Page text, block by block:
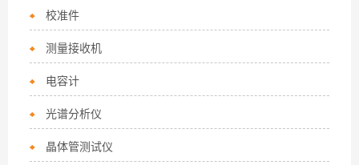
校准件
测量接收机
电容计
光谱分析仪
晶体管测试仪